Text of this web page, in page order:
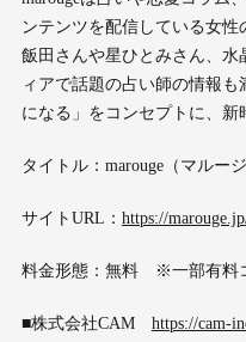
ンテンツを配信している女
飯田さんや星ひとみさん、
ィアで話題の占い師の情報
になる」をコンセプトに、新
タイトル：marouge（マルージ
サイトURL： https://
料金形態：無料 ※一部有料
■株式会社CAM https://cam-